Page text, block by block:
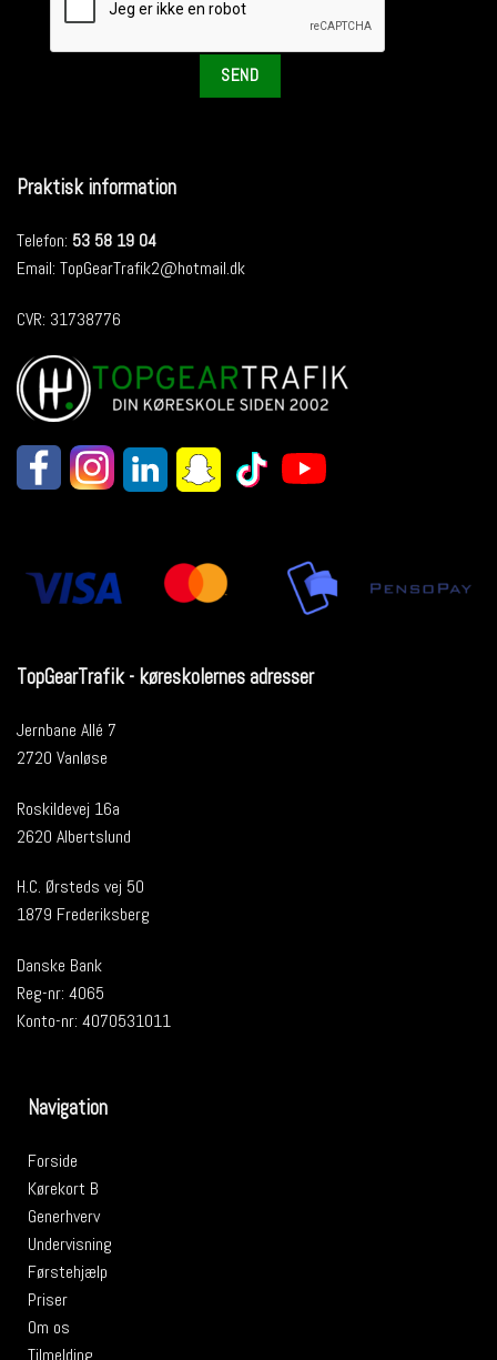
Praktisk information
Telefon: 53 58 19 04
Email: TopGearTrafik2@hotmail.dk
CVR: 31738776
TopGearTrafik - køreskolernes adresser
Jernbane Allé 7
2720 Vanløse
Roskildevej 16a
2620 Albertslund
H.C. Ørsteds vej 50
1879 Frederiksberg
Danske Bank
Reg-nr: 4065
Konto-nr: 4070531011
Navigation
Forside
Kørekort B
Generhverv
Undervisning
Førstehjælp
Priser
Om os
Tilmelding